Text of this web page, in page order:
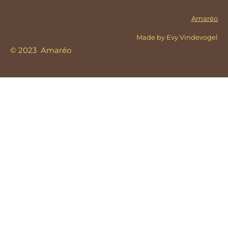
Amaréo
Made by Evy Vindevogel
© 2023 Amaréo